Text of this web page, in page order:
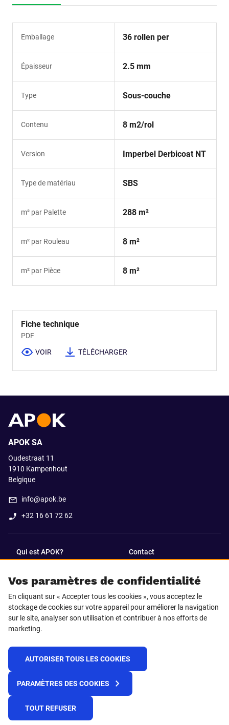
Emballage 36 rollen per
Épaisseur 2.5 mm
Type Sous-couche
Contenu 8 m2/rol
Version Imperbel Derbicoat NT
Type de matériau SBS
m² par Palette 288 m²
m² par Rouleau 8 m²
m² par Pièce 8 m²
Fiche technique
PDF
VOIR TÉLÉCHARGER
Vos paramètres de confidentialité
En cliquant sur « Accepter tous les cookies », vous acceptez le
stockage de cookies sur votre appareil pour améliorer la navigation
sur le site, analyser son utilisation et contribuer à nos efforts de
marketing.
AUTORISER TOUS LES COOKIES
PARAMÈTRES DES COOKIES
TOUT REFUSER
APOK SA
Oudestraat 11
1910 Kampenhout
Belgique
info@apok.be
+32 16 61 72 62
Qui est APOK? Contact
SUIVEZ-NOUS SUR
Facebook LinkedIn
© 2025 APOK